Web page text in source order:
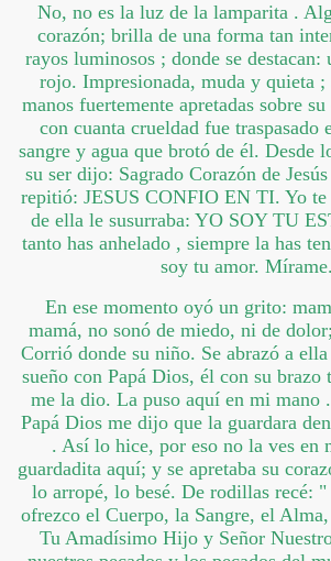
No, no es la luz de la lamparita .
corazón; brilla de una forma tan
rayos luminosos ; donde se
rojo. Impresionada, muda y quieta
manos fuertemente apretadas sobre
con cuanta crueldad fue traspasado
sangre y agua que brotó de él. Desde
su ser dijo: Sagrado Corazón de
repitió: JESUS CONFIO EN TI. Yo
de ella le susurraba: YO SOY TU
tanto has anhelado , siempre la has
soy tu amor. Mírame.
En ese momento oyó un grito:
mamá, no sonó de miedo, ni de
Corrió donde su niño. Se abrazó a
sueño con Papá Dios, él con su
me la dio. La puso aquí en mi mano
Papá Dios me dijo que la guardara
. Así lo hice, por eso no la ves en
guardadita aquí; y se apretaba su
lo arropé, lo besé. De rodillas recé: "
ofrezco el Cuerpo, la Sangre, el
Tu Amadísimo Hijo y Señor